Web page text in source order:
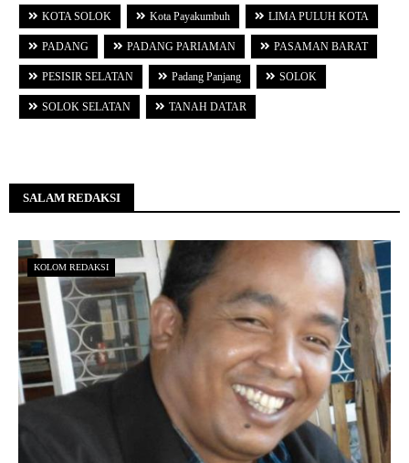
KOTA SOLOK Kota Payakumbuh LIMA PULUH KOTA
PADANG PADANG PARIAMAN PASAMAN BARAT
PESISIR SELATAN Padang Panjang SOLOK
SOLOK SELATAN TANAH DATAR
SALAM REDAKSI
KOLOM REDAKSI